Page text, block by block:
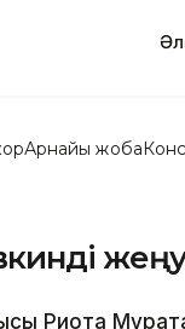
Арнайы жоба
Риота